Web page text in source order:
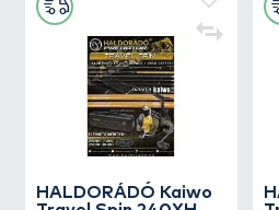
HALDORÁDÓ Kaiwo